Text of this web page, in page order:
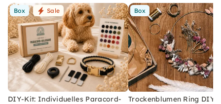
Box Sale
DIY-Kit: Individuelles Paracord-
Box
Trockenblumen Ring DIY-